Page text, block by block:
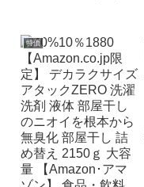
特価